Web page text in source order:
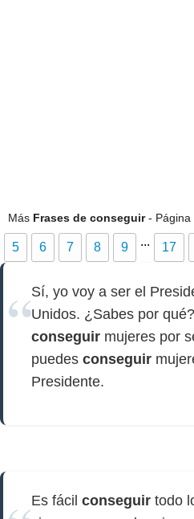
Más Frases de conseguir- Página
5 6 7 8 9 ... 17
Sí, yo voy a ser el
Unidos. ¿Sabes por
conseguir mujeres por
puedes conseguir
Presidente.
Es fácil conseguir todo